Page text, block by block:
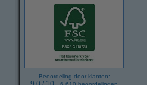
Beoordeling door klanten: